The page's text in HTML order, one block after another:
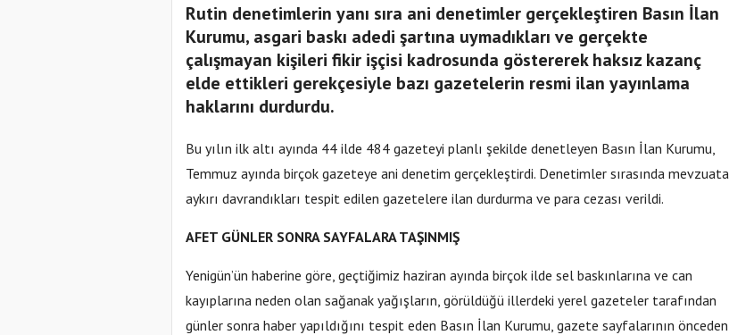
Rutin denetimlerin yanı sıra ani denetimler gerçekleştiren Basın İlan
Kurumu, asgari baskı adedi şartına uymadıkları ve gerçekte
çalışmayan kişileri fikir işçisi kadrosunda göstererek haksız kazanç
elde ettikleri gerekçesiyle bazı gazetelerin resmi ilan yayınlama
haklarını durdurdu.
Bu yılın ilk altı ayında 44 ilde 484 gazeteyi planlı şekilde denetleyen Basın İlan Kurumu,
Temmuz ayında birçok gazeteye ani denetim gerçekleştirdi. Denetimler sırasında mevzuata
aykırı davrandıkları tespit edilen gazetelere ilan durdurma ve para cezası verildi.
AFET GÜNLER SONRA SAYFALARA TAŞINMIŞ
Yenigün’ün haberine göre, geçtiğimiz haziran ayında birçok ilde sel baskınlarına ve can
kayıplarına neden olan sağanak yağışların, görüldüğü illerdeki yerel gazeteler tarafından
günler sonra haber yapıldığını tespit eden Basın İlan Kurumu, gazete sayfalarının önceden